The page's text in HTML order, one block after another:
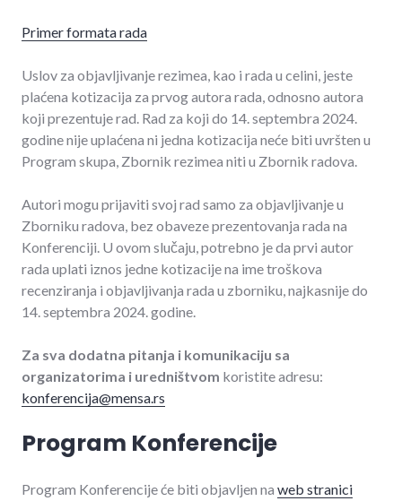
Primer formata rada
Uslov za objavljivanje rezimea, kao i rada u celini, jeste
plaćena kotizacija za prvog autora rada, odnosno autora
koji prezentuje rad. Rad za koji do 14. septembra 2024.
godine nije uplaćena ni jedna kotizacija neće biti uvršten u
Program skupa, Zbornik rezimea niti u Zbornik radova.
Autori mogu prijaviti svoj rad samo za objavljivanje u
Zborniku radova, bez obaveze prezentovanja rada na
Konferenciji. U ovom slučaju, potrebno je da prvi autor
rada uplati iznos jedne kotizacije na ime troškova
recenziranja i objavljivanja rada u zborniku, najkasnije do
14. septembra 2024. godine.
Za sva dodatna pitanja i komunikaciju sa
organizatorima i uredništvom koristite adresu:
konferencija@mensa.rs
Program Konferencije
Program Konferencije će biti objavljen na web stranici